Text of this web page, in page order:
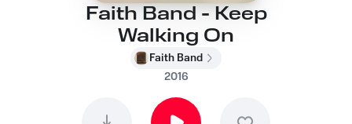
Faith Band - Keep
Walking On
Faith Band
2016